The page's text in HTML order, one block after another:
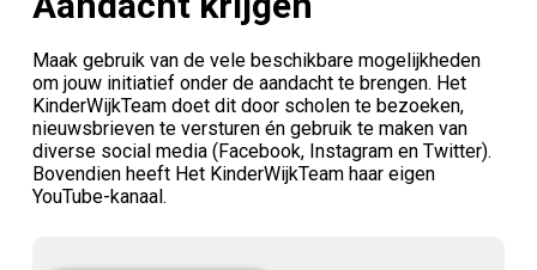
Maak gebruik van de vele beschikbare mogelijkheden
om jouw initiatief onder de aandacht te brengen. Het
KinderWijkTeam doet dit door scholen te bezoeken,
nieuwsbrieven te versturen én gebruik te maken van
diverse social media (Facebook, Instagram en Twitter).
Bovendien heeft Het KinderWijkTeam haar eigen
YouTube-kanaal.